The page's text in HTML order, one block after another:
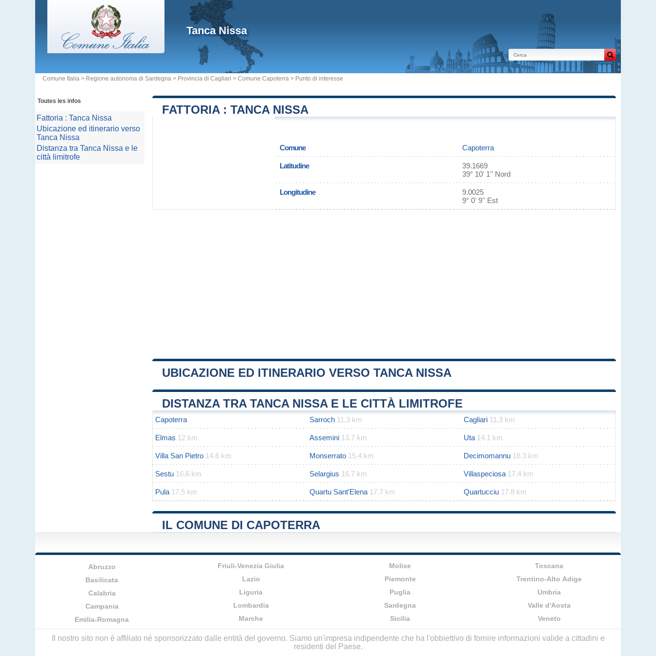
Tanca Nissa
Comune Italia > Regione autonoma di Sardegna > Provincia di Cagliari > Comune Capoterra > Punto di interesse
FATTORIA : TANCA NISSA
Comune Capoterra
Latitudine
39.1669
39° 10' 1'' Nord
Longitudine
9.0025
9° 0' 9'' Est
UBICAZIONE ED ITINERARIO VERSO TANCA NISSA
+
−
DISTANZA TRA TANCA NISSA E LE CITTÀ LIMITROFE
Capoterra Sarroch 11.3 km Cagliari 11.3 km
Elmas 12 km Assemini 13.7 km Uta 14.1 km
Villa San Pietro 14.6 km Monserrato 15.4 km Decimomannu 16.3 km
Sestu 16.6 km Selargius 16.7 km Villaspeciosa 17.4 km
Pula 17.5 km Quartu Sant'Elena 17.7 km Quartucciu 17.8 km
IL COMUNE DI CAPOTERRA
Toutes les infos
Fattoria : Tanca Nissa
Ubicazione ed itinerario verso
Tanca Nissa
Distanza tra Tanca Nissa e le
città limitrofe
Abruzzo
Basilicata
Calabria
Campania
Emilia-Romagna
Friuli-Venezia Giulia
Lazio
Liguria
Lombardia
Marche
Molise
Piemonte
Puglia
Sardegna
Sicilia
Toscana
Trentino-Alto Adige
Umbria
Valle d'Aosta
Veneto
Il nostro sito non è affiliato né sponsorizzato dalle entità del governo. Siamo un'impresa indipendente che ha l'obbiettivo di fornire informazioni valide a cittadini e
residenti del Paese.